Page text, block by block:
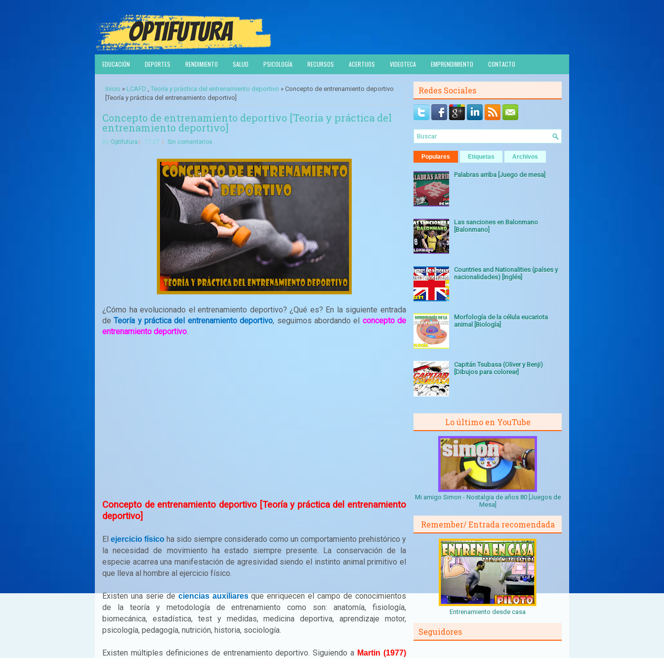
EDUCACIÓN DEPORTES RENDIMIENTO SALUD PSICOLOGÍA RECURSOS ACERTIJOS VIDEOTECA EMPRENDIMIENTO CONTACTO
Inicio » LCAFD , Teoría y práctica del entrenamiento deportivo » Concepto de entrenamiento deportivo
[Teoría y práctica del entrenamiento deportivo]
Concepto de entrenamiento deportivo [Teoría y práctica del
entrenamiento deportivo]
By Optifutura 17:27 Sin comentarios
¿Cómo ha evolucionado el entrenamiento deportivo? ¿Qué es? En la siguiente entrada
deTeoría y práctica del entrenamiento deportivo, seguimos abordando el concepto de
entrenamiento deportivo.
Concepto de entrenamiento deportivo [Teoría y práctica del entrenamiento
deportivo]
El ejercicio físico ha sido siempre considerado como un comportamiento prehistórico y
la necesidad de movimiento ha estado siempre presente. La conservación de la
especie acarrea una manifestación de agresividad siendo el instinto animal primitivo el
que lleva al hombre al ejercicio físico.
Existen una serie deciencias auxiliaresque enriquecen el campo de conocimientos
de la teoría y metodología de entrenamiento como son: anatomía, fisiología,
biomecánica, estadística, test y medidas, medicina deportiva, aprendizaje motor,
psicología, pedagogía, nutrición, historia, sociología.
Existen múltiples definiciones de entrenamiento deportivo. Siguiendo a Martin (1977)
Redes Sociales
Populares Etiquetas Archivos
Palabras arriba [Juego de mesa]
Las sanciones en Balonmano
[Balonmano]
Countries and Nationalities (países y
nacionalidades) [Inglés]
Morfología de la célula eucariota
animal [Biología]
Capitán Tsubasa (Oliver y Benji)
[Dibujos para colorear]
Lo último en YouTube
Mi amigo Simon - Nostalgia de años 80 [Juegos de
Mesa]
Remember/ Entrada recomendada
Entrenamiento desde casa
Seguidores